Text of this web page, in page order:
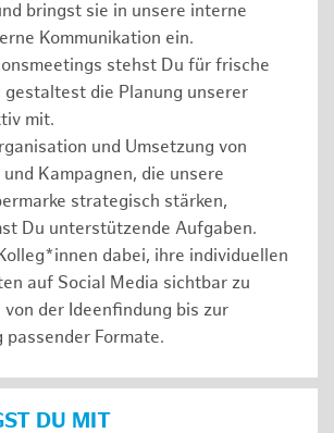
bringst sie in unsere interne
Kommunikation ein.
stehst Du für frische
gestaltest die Planung unserer
mit.
und Umsetzung von
Kampagnen, die unsere
strategisch stärken,
Du unterstützende Aufgaben.
dabei, ihre individuellen
auf Social Media sichtbar zu
von der Ideenfindung bis zur
passender Formate.
DU MIT